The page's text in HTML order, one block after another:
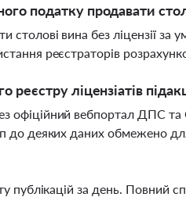
податку продавати
вина без ліцензії
реєстраторів
ліцензіатів
офіційний вебпортал ДПС
до деяких даних обмежено
публікацій за день. Повний